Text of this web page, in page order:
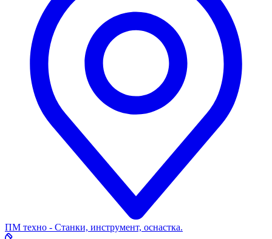
ПМ техно - Станки, инструмент, оснастка.